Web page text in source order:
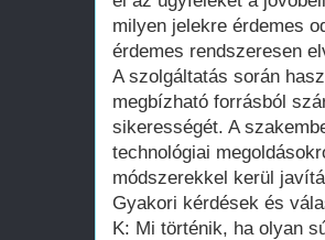
milyen jelekre érdemes
érdemes rendszeresen
A szolgáltatás során
megbízható forrásból
sikerességét. A
technológiai
módszerekkel kerül
Gyakori kérdések és
K: Mi történik, ha olyan